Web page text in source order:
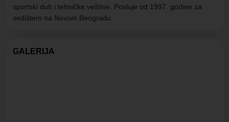
sportski duh i tehničke veštine. Posluje od 1997. godine sa
sedištem na Novom Beogradu.
GALERIJA